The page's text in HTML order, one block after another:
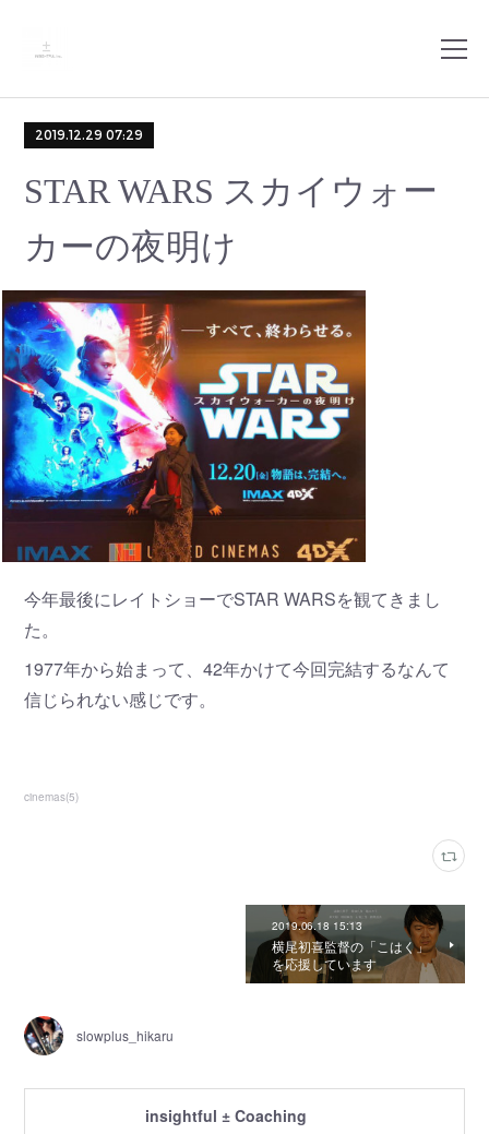
2019.12.29 07:29
STAR WARS スカイウォー
カーの夜明け
今年最後にレイトショーでSTAR WARSを観てきまし
た。
1977年から始まって、42年かけて今回完結するなんて
信じられない感じです。
cinemas(5)
2019.06.18 15:13
横尾初喜監督の「こはく」
を応援しています
slowplus_hikaru
insightful ± Coaching